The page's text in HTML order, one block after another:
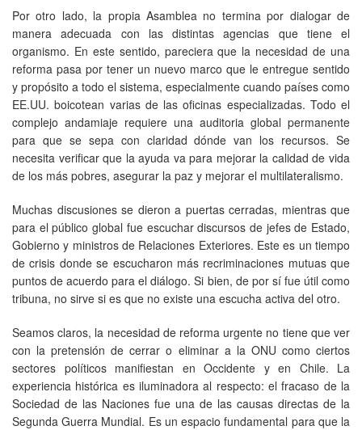
Por otro lado, la propia Asamblea no termina por dialogar de
manera adecuada con las distintas agencias que tiene el
organismo. En este sentido, pareciera que la necesidad de una
reforma pasa por tener un nuevo marco que le entregue sentido
y propósito a todo el sistema, especialmente cuando países como
EE.UU. boicotean varias de las oficinas especializadas. Todo el
complejo andamiaje requiere una auditoria global permanente
para que se sepa con claridad dónde van los recursos. Se
necesita verificar que la ayuda va para mejorar la calidad de vida
de los más pobres, asegurar la paz y mejorar el multilateralismo.
Muchas discusiones se dieron a puertas cerradas, mientras que
para el público global fue escuchar discursos de jefes de Estado,
Gobierno y ministros de Relaciones Exteriores. Este es un tiempo
de crisis donde se escucharon más recriminaciones mutuas que
puntos de acuerdo para el diálogo. Si bien, de por sí fue útil como
tribuna, no sirve si es que no existe una escucha activa del otro.
Seamos claros, la necesidad de reforma urgente no tiene que ver
con la pretensión de cerrar o eliminar a la ONU como ciertos
sectores políticos manifiestan en Occidente y en Chile. La
experiencia histórica es iluminadora al respecto: el fracaso de la
Sociedad de las Naciones fue una de las causas directas de la
Segunda Guerra Mundial. Es un espacio fundamental para que la